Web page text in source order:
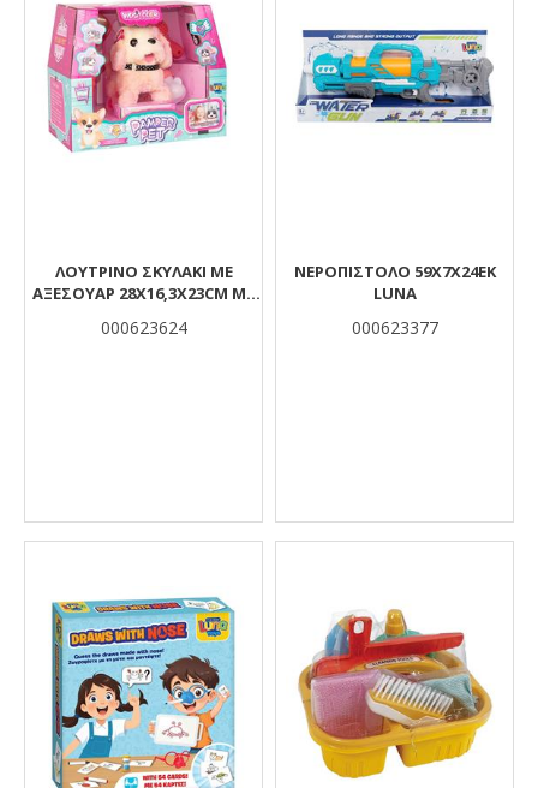
ΛΟΥΤΡΙΝΟ ΣΚΥΛΑΚΙ ΜΕ
ΑΞΕΣΟΥΑΡ 28X16,3X23CM ΜΕ
000623624
ΝΕΡΟΠΙΣΤΟΛΟ 59X7X24ΕΚ
LUNA
000623377